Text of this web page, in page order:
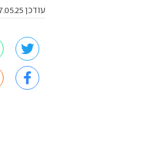
עודכן 07.05.25 07:50